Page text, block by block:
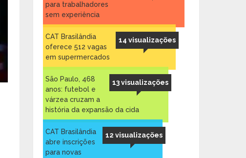
para trabalhadores
sem experiência
14 visualizações
CAT Brasilândia
oferece 512 vagas
em supermercados
13 visualizações
São Paulo, 468
anos: futebol e
várzea cruzam a
história da expansão da cida
12 visualizações
CAT Brasilândia
abre inscrições
para novas